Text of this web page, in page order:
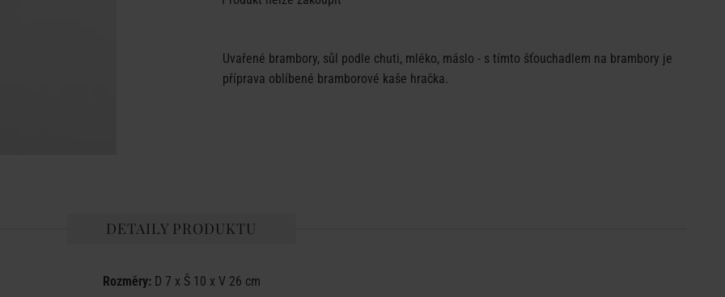
Uvařené brambory, sůl podle chuti, mléko, máslo - s tímto šťouchadlem na brambory je
příprava oblíbené bramborové kaše hračka.
DETAILY PRODUKTU
Rozměry:D 7 x Š 10 x V 26 cm